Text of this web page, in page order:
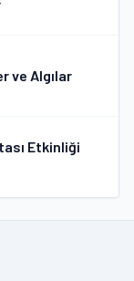
ve Algılar
Etkinliği